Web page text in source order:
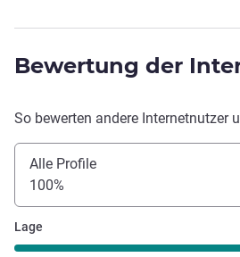
Bewertung der
So bewerten andere Internetnutzer
Alle Profile
100%
Lage